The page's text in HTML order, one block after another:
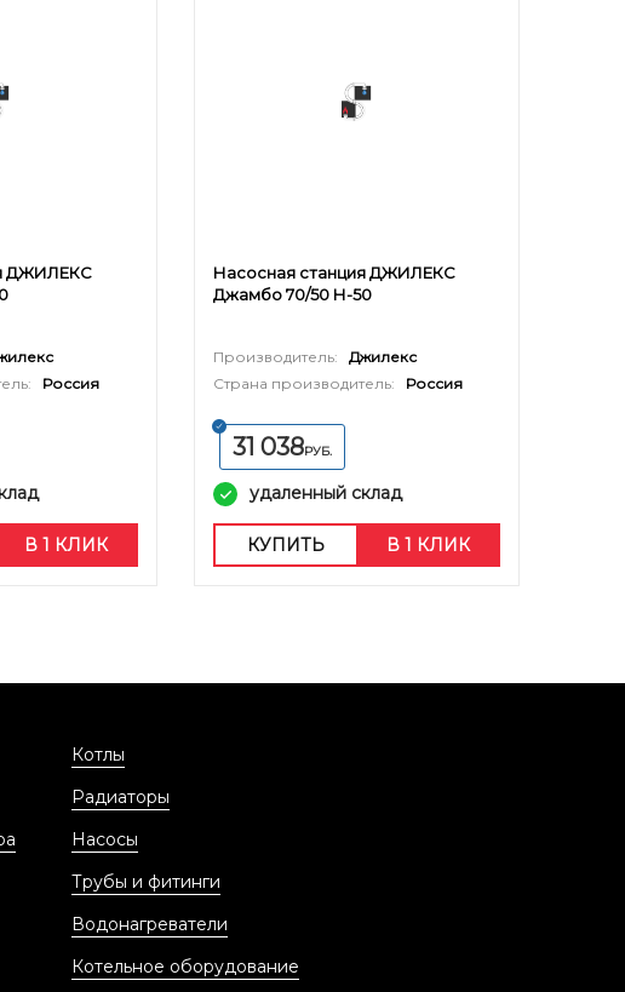
ДЖИЛЕКС
Россия
В 1 КЛИК
Насосная станция ДЖИЛЕКС
Джамбо 70/50 Н-50
Производитель:
Джилекс
Страна производитель:
Россия
31 038РУБ.
удаленный склад
КУПИТЬ В 1 КЛИК
Котлы
Радиаторы
Насосы
Трубы и фитинги
Водонагреватели
Котельное оборудование